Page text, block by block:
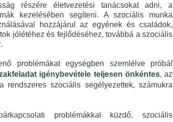
részére életvezetési tanácsokat adni, a
kezelésében segíteni. A szociális munka
hozzájárul az egyének és családok,
jólétéhez és fejlődéséhez, továbbá a szociális
problémákat egységben szemlélve próbál
igénybevétele teljesen önkéntes, az
rendszeres szociális segélyezettek, számukra
problémákkal küzdő, szociális